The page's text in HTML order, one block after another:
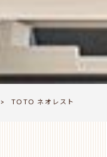
> TOTO ネオレスト